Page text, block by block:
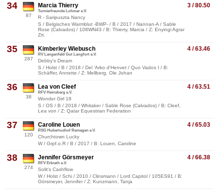
34
87
3 / 80.50
Marcia Thierry
Turnierfreunde Lohmar e.V.
R - Saripuszta Nancy
S / Belgisches Warmblut -BWP- / B / 2017 / Nannan-A / Sable
Rose (Calvados) / 108WN43 / B: Thierry, Marcia / Z: Enyingi Agrar
Zrt.
35
287
4 / 63.46
Kimberley Wiebusch
RV Langenfeld Gut Langfort e.V.
Debby's Dream
S / Holst / B / 2018 / Del 'Arko d'Henvet / Quo Vados I / B:
Schäffer, Annette / Z: Mellberg, Ole Johan
36
38
4 / 63.51
Lea von Cleef
RFV Heinsberg e.V.
Wonder Girl 18
S / OS / B / 2018 / Whitaker / Sable Rose (Calvados) / B: Cleef,
Lea von / Z: Qatar Equestrian Federation
37
120
4 / 65.03
Caroline Louen
RSG Hubertushof Remagen e.V.
Churchtown Lucky
W / Grpf.o.R / B / 2017 / B: Louen, Caroline
38
274
4 / 66.38
Jennifer Görsmeyer
RFV Erkrath e.V.
Solit's Cashflow
W / Holst / Schi / 2010 / Clinsmann / Lord Capitol / 105ES91 / B:
Görsmeyer, Jennifer / Z: Kunzmann, Tanja